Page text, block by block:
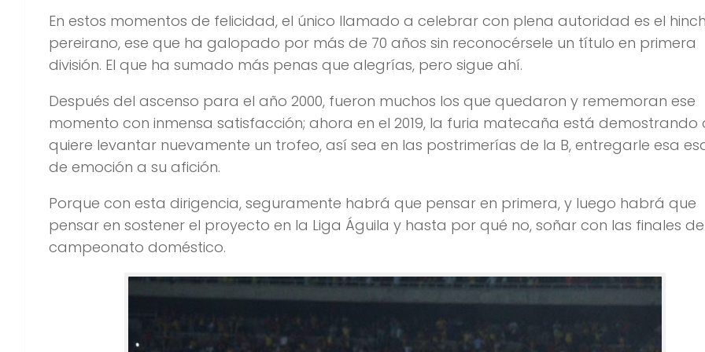
En estos momentos de felicidad, el único llamado a celebrar con plena autoridad es el
pereirano, ese que ha galopado por más de 70 años sin reconocérsele un título en primera
división. El que ha sumado más penas que alegrías, pero sigue ahí.
Después del ascenso para el año 2000, fueron muchos los que quedaron y rememoran ese
momento con inmensa satisfacción; ahora en el 2019, la furia matecaña está demostrando
quiere levantar nuevamente un trofeo, así sea en las postrimerías de la B, entregarle esa
de emoción a su afición.
Porque con esta dirigencia, seguramente habrá que pensar en primera, y luego habrá que
pensar en sostener el proyecto en la Liga Águila y hasta por qué no, soñar con las finales
campeonato doméstico.